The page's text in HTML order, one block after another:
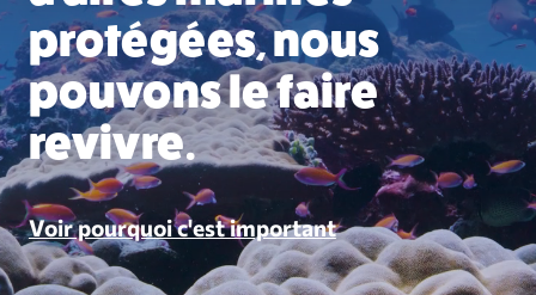
protégées, nous
pouvons le faire
revivre.
Voir pourquoi c'est important